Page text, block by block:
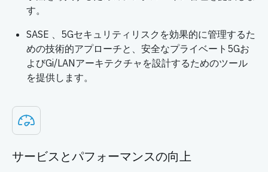
す。
SASE 、5Gセキュリティリスクを効果的に管理するた
めの技術的アプローチと、安全なプライベート5Gお
よびGi/LANアーキテクチャを設計するためのツール
を提供します。
サービスとパフォーマンスの向上